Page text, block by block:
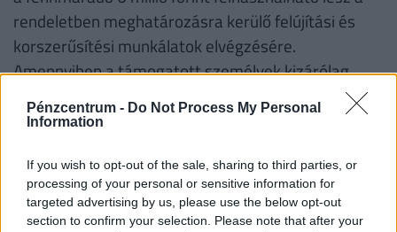
Pénzcentrum - Do Not Process My Personal
Information
If you wish to opt-out of the sale, sharing to third parties, or
processing of your personal or sensitive information for
targeted advertising by us, please use the below opt-out
section to confirm your selection. Please note that after your
rendeletben meghatározásra kerülő felújítási és
korszerűsítési munkálatok elvégzésére.
Amennyiben a támogatott személyek kizárólag
korszerűsítésre szeretnék felhasználni a
kedvezményt, úgy fenti támogatási összegek fele
Fontos!A támogatás abban az esetben is
igényelhető korszerűsítésre és/vagy bővítésre, ha